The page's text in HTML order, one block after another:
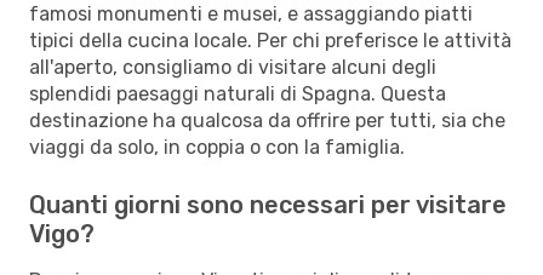
famosi monumenti e musei, e assaggiando piatti
tipici della cucina locale. Per chi preferisce le attività
all'aperto, consigliamo di visitare alcuni degli
splendidi paesaggi naturali di Spagna. Questa
destinazione ha qualcosa da offrire per tutti, sia che
viaggi da solo, in coppia o con la famiglia.
Quanti giorni sono necessari per visitare
Vigo?